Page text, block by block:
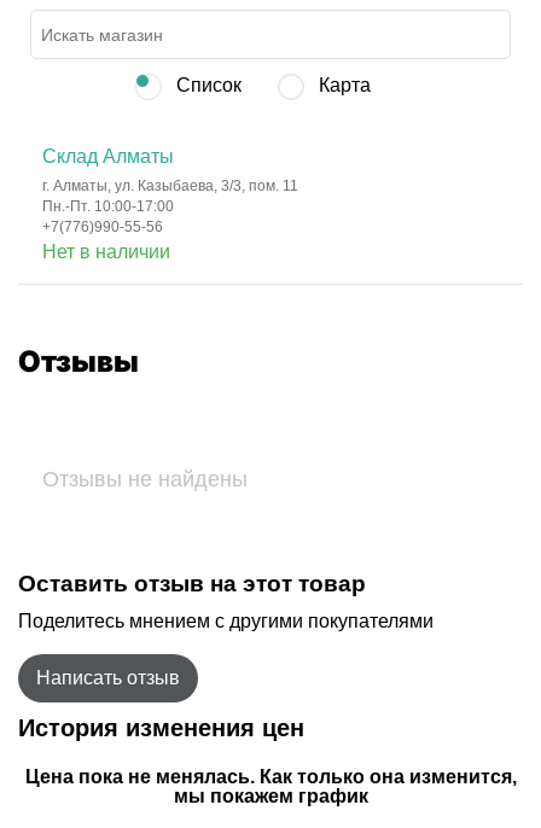
Список Карта
Склад Алматы
г. Алматы, ул. Казыбаева, 3/3, пом. 11
Пн.-Пт. 10:00-17:00
+7(776)990-55-56
Нет в наличии
Отзывы
Отзывы не найдены
Оставить отзыв на этот товар
Поделитесь мнением с другими покупателями
Написать отзыв
История изменения цен
Цена пока не менялась. Как только она изменится,
мы покажем график